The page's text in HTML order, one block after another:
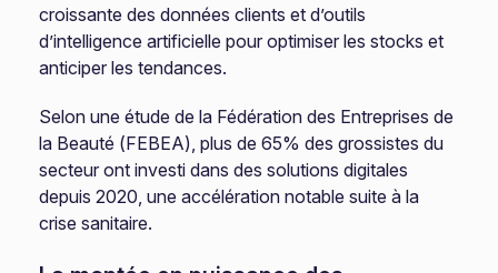
croissante des données clients et d’outils
d’intelligence artificielle pour optimiser les stocks et
anticiper les tendances.
Selon une étude de la Fédération des Entreprises de
la Beauté (FEBEA), plus de 65% des grossistes du
secteur ont investi dans des solutions digitales
depuis 2020, une accélération notable suite à la
crise sanitaire.